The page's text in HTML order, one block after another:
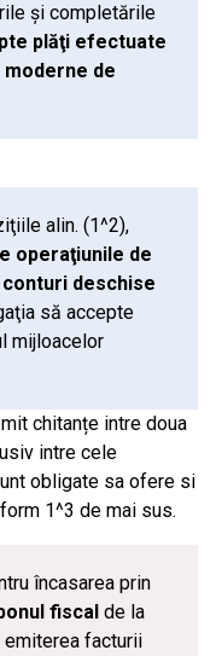
şi completările
plăţi efectuate
de
alin. (1^2),
operaţiunile de
deschise
să accepte
mijloacelor
chitanțe intre doua
intre cele
obligate sa ofere si
1^3 de mai sus.
încasarea prin
fiscal de la
facturii